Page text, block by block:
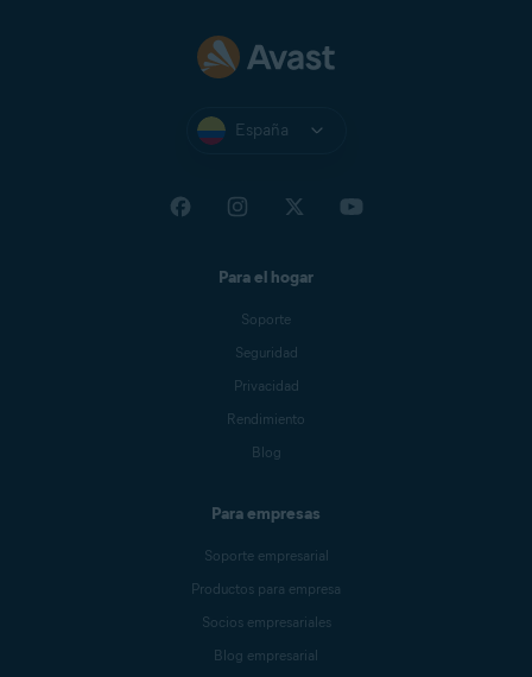
España
Para el hogar
Soporte
Seguridad
Privacidad
Rendimiento
Blog
Para empresas
Soporte empresarial
Productos para empresa
Socios empresariales
Blog empresarial